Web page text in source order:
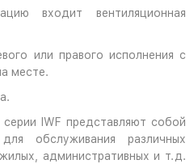
входит вентиляционная
или правого исполнения с
месте.
IWF представляют собой
обслуживания различных
административных и т.д.